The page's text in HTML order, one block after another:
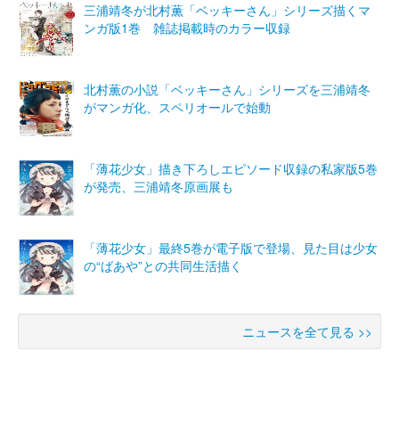
三浦靖冬が北村薫「ベッキーさん」シリーズ描くマ
ンガ版1巻 雑誌掲載時のカラー収録
北村薫の小説「ベッキーさん」シリーズを三浦靖冬
がマンガ化、スペリオールで始動
「薄花少女」描き下ろしエピソード収録の私家版5巻
が発売、三浦靖冬原画展も
「薄花少女」最終5巻が電子版で登場、見た目は少女
の“ばあや”との共同生活描く
ニュースを全て見る >>